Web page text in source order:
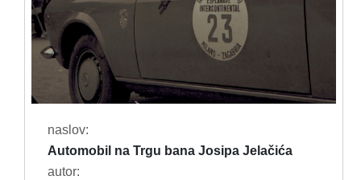
naslov:
Automobil na Trgu bana Josipa Jelačića
autor: